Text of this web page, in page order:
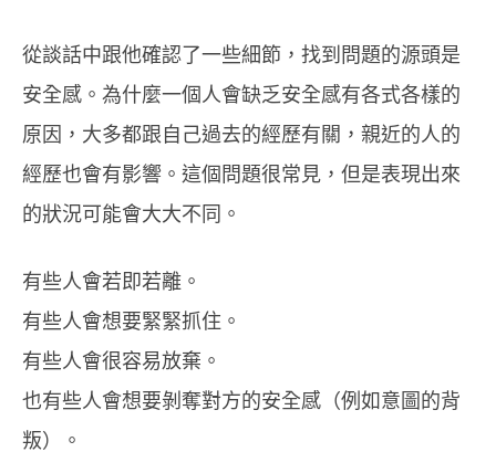
從談話中跟他確認了一些細節，找到問題的源頭是
安全感。為什麼一個人會缺乏安全感有各式各樣的
原因，大多都跟自己過去的經歷有關，親近的人的
經歷也會有影響。這個問題很常見，但是表現出來
的狀況可能會大大不同。
有些人會若即若離。
有些人會想要緊緊抓住。
有些人會很容易放棄。
也有些人會想要剝奪對方的安全感（例如意圖的背
叛）。